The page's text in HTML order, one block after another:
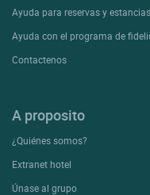
Ayuda para reservas y estancias
Ayuda con el programa de
Contactenos
A proposito
¿Quiénes somos?
Extranet hotel
Únase al grupo